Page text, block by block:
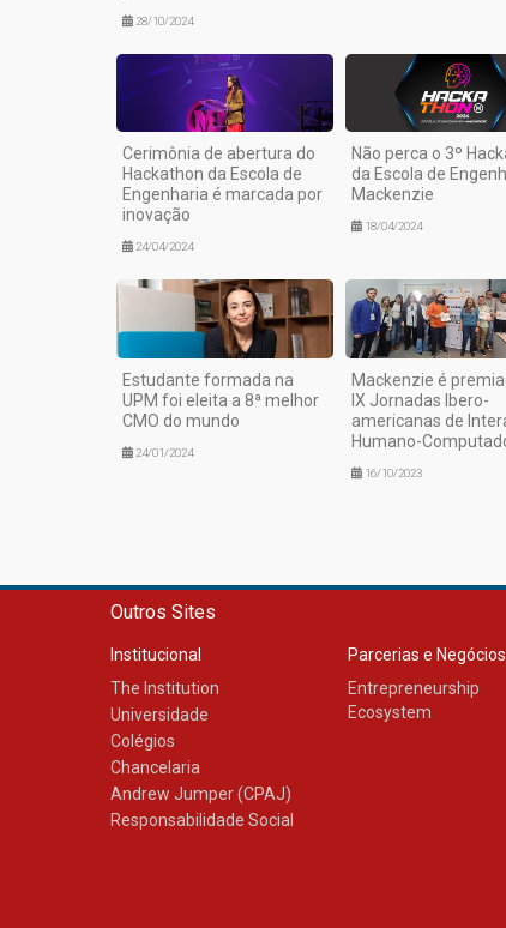
28/10/2024
Cerimônia de abertura do
Hackathon da Escola de
Engenharia é marcada por
inovação
24/04/2024
Não perca o 3º
da Escola de
Mackenzie
18/04/2024
Estudante formada na
UPM foi eleita a 8ª melhor
CMO do mundo
24/01/2024
Mackenzie é
IX Jornadas Ibero-
americanas de
Humano-
16/10/2023
Outros Sites
Institucional
The Institution
Universidade
Colégios
Chancelaria
Andrew Jumper (CPAJ)
Responsabilidade Social
Parcerias e
Entrepreneurship
Ecosystem